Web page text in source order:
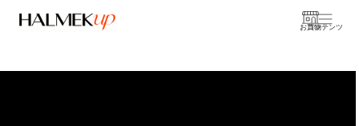
お買物
コンテンツ